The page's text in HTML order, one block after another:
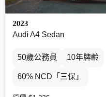
2023
Audi A4 Sedan
50歲公務員 10年牌齡
60% NCD「三保」